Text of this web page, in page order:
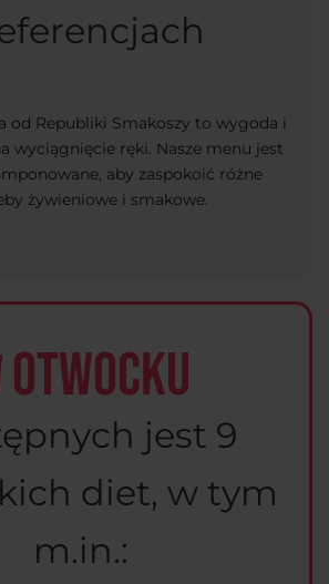
od Republiki Smakoszy to wygoda i
wyciągnięcie ręki. Nasze menu jest
aby zaspokoić różne
żywieniowe i smakowe.
Otwocku
jest 9
diet, w tym
m.in.: